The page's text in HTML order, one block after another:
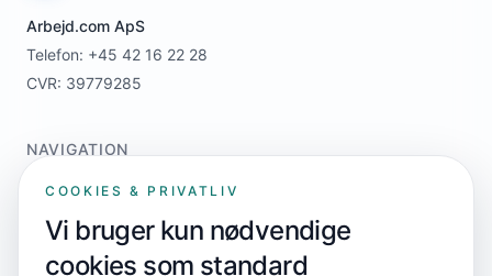
Arbejd.com ApS
Telefon: +45 42 16 22 28
CVR: 39779285
NAVIGATION
Home
For jobsøgere
For virksomheder
Priser
COOKIES & PRIVATLIV
Vi bruger kun nødvendige
cookies som standard